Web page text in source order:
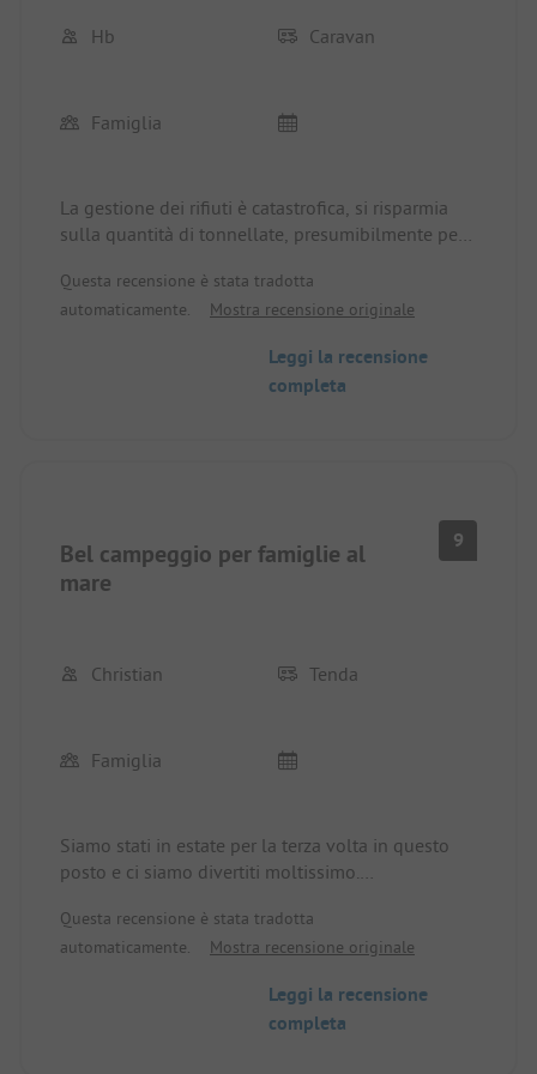
Hb Caravan
Famiglia
La gestione dei rifiuti è catastrofica, si risparmia
sulla quantità di tonnellate, presumibilmente per
Non si vede nemmeno su un posto da 1 stella.
Questa recensione è stata tradotta
automaticamente.
Mostra recensione originale
Leggi la recensione
completa
Bel campeggio per famiglie al
mare
9
Christian Tenda
Famiglia
Siamo stati in estate per la terza volta in questo
posto e ci siamo divertiti moltissimo.
fantastica e la gastronomia è molto buona.
I servizi igienici sono un po' datati, ma puliti.
necessità quotidiane a prezzi ancora moderati.
Il personale è davvero gentile e sempre
Questa recensione è stata tradotta
automaticamente.
Mostra recensione originale
Leggi la recensione
completa